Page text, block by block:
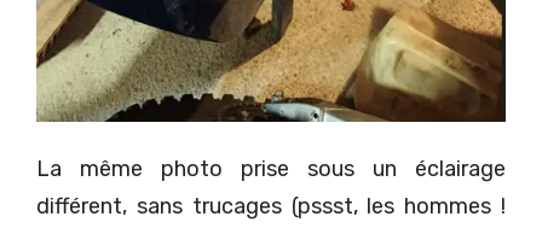
La même photo prise sous un éclairage
différent, sans trucages (pssst, les hommes !